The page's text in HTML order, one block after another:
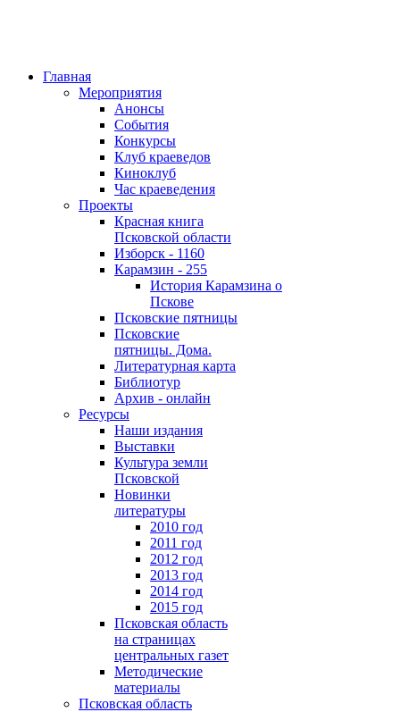
Главная
Мероприятия
Анонсы
События
Конкурсы
Клуб краеведов
Киноклуб
Час краеведения
Проекты
Красная книга
Псковской области
Изборск - 1160
Карамзин - 255
История Карамзина о
Пскове
Псковские пятницы
Псковские
пятницы. Дома.
Литературная карта
Библиотур
Архив - онлайн
Ресурсы
Наши издания
Выставки
Культура земли
Псковской
Новинки
литературы
2010 год
2011 год
2012 год
2013 год
2014 год
2015 год
Псковская область
на страницах
центральных газет
Методические
материалы
Псковская область